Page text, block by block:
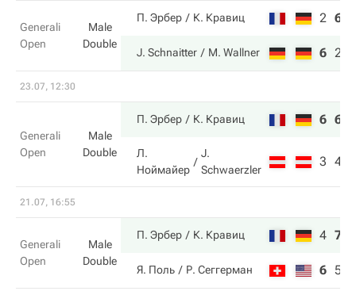
Generali
Open
Male
Double
П. Эрбер К. Кравиц 2 6
J. Schnaitter M. Wallner 6 2
23.07, 12:30
Generali
Open
Male
Double
П. Эрбер К. Кравиц 6 6
Л.
Ноймайер
J.
Schwaerzler
3 4
21.07, 16:55
Generali
Open
Male
Double
П. Эрбер К. Кравиц 4 7
Я. Поль Р. Сеггерман 6 5